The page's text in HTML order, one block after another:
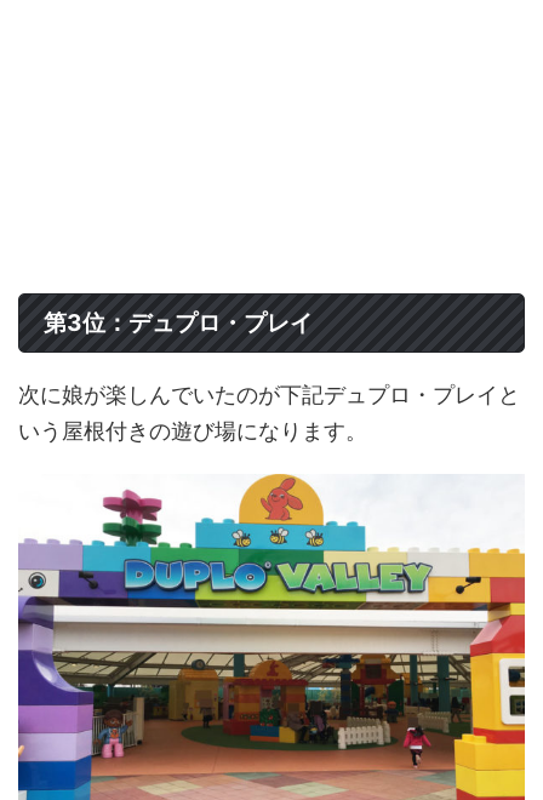
第3位：デュプロ・プレイ
次に娘が楽しんでいたのが下記デュプロ・プレイと
いう屋根付きの遊び場になります。